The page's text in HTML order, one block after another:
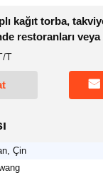
kağıt torba,
restoranları
T
Çin